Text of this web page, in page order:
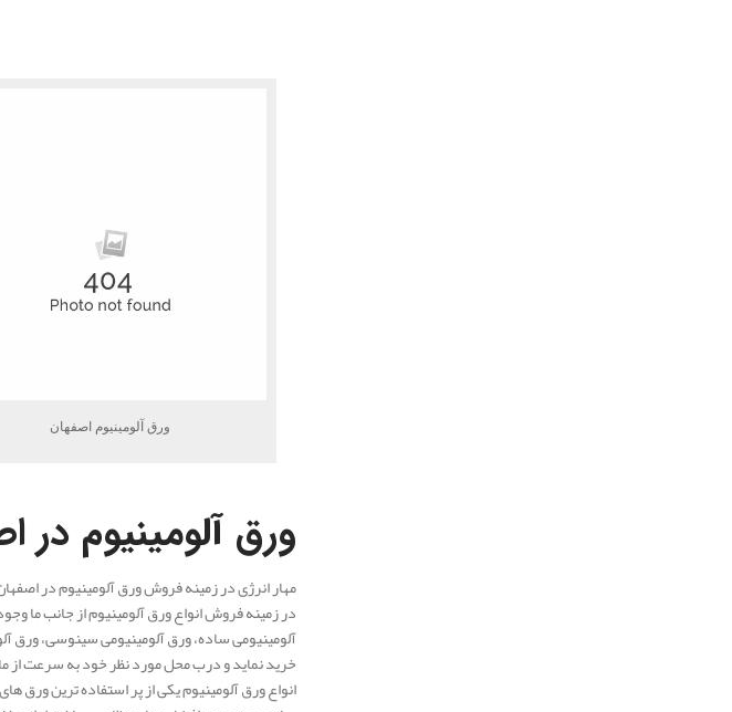
ورق آلومینیوم اصفهان
ورق آلومینیوم در
مهار انرژی در زمینه فروش ورق آلومینیوم در
در زمینه فروش انواع ورق آلومینیوم از جانب ما
آلومینیومی ساده، ورق آلومینیومی سینوسی، ورق
خرید نماید و درب محل مورد نظر خود به سرعت از
انواع ورق آلومینیوم یکی از پر استفاده ترین